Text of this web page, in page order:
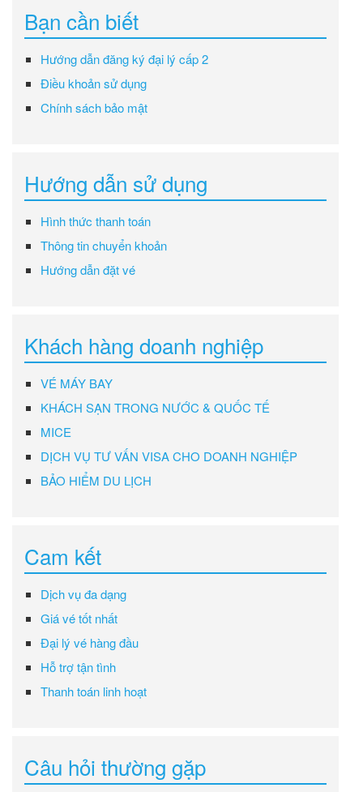
Bạn cần biết
Hướng dẫn đăng ký đại lý cấp 2
Điều khoản sử dụng
Chính sách bảo mật
Hướng dẫn sử dụng
Hình thức thanh toán
Thông tin chuyển khoản
Hướng dẫn đặt vé
Khách hàng doanh nghiệp
VÉ MÁY BAY
KHÁCH SẠN TRONG NƯỚC & QUỐC TẾ
MICE
DỊCH VỤ TƯ VẤN VISA CHO DOANH NGHIỆP
BẢO HIỂM DU LỊCH
Cam kết
Dịch vụ đa dạng
Giá vé tốt nhất
Đại lý vé hàng đầu
Hỗ trợ tận tình
Thanh toán linh hoạt
Câu hỏi thường gặp